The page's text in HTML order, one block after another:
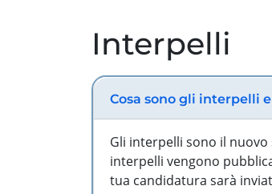
Interpelli
Cosa sono gli interpelli
Gli interpelli sono il nuovo
interpelli vengono
tua candidatura sarà